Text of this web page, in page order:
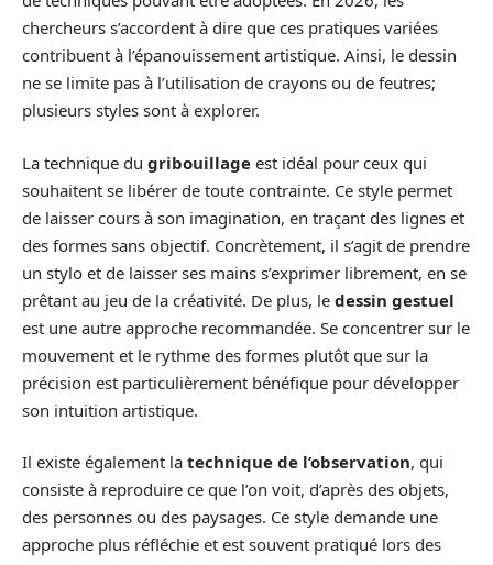
chercheurs s’accordent à dire que ces pratiques variées
contribuent à l’épanouissement artistique. Ainsi, le dessin
ne se limite pas à l’utilisation de crayons ou de feutres;
plusieurs styles sont à explorer.
La technique du gribouillage est idéal pour ceux qui
souhaitent se libérer de toute contrainte. Ce style permet
de laisser cours à son imagination, en traçant des lignes et
des formes sans objectif. Concrètement, il s’agit de prendre
un stylo et de laisser ses mains s’exprimer librement, en se
prêtant au jeu de la créativité. De plus, le dessin gestuel
est une autre approche recommandée. Se concentrer sur le
mouvement et le rythme des formes plutôt que sur la
précision est particulièrement bénéfique pour développer
son intuition artistique.
Il existe également la technique de l’observation, qui
consiste à reproduire ce que l’on voit, d’après des objets,
des personnes ou des paysages. Ce style demande une
approche plus réfléchie et est souvent pratiqué lors des